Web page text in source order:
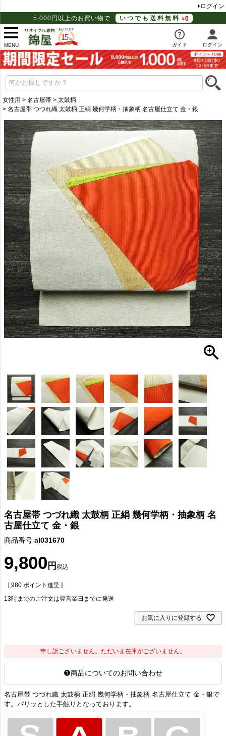
ログイン
5,000円以上のお買い物で
いつでも送料無料
MENU ガイド ログイン
女性用 名古屋帯
太鼓柄
名古屋帯 つづれ織 太鼓柄 正絹 幾何学柄・抽象柄 名古屋仕立て 金・銀
名古屋帯 つづれ織 太鼓柄 正絹 幾何学柄・抽象柄 名
古屋仕立て 金・銀
商品番号 al031670
9,800 税込
[ 980 ポイント進呈 ]
13時までのご注文は翌営業日までに発送
お気に入りに登録する
申し訳ございません。ただいま在庫がございません。
商品についてのお問い合わせ
名古屋帯 つづれ織 太鼓柄 正絹 幾何学柄・抽象柄 名古屋仕立て 金・銀で
す。パリッとした手触りとなっております。